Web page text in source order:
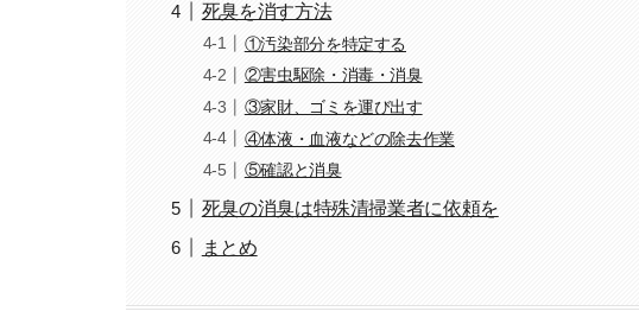
死臭を消す方法
①汚染部分を特定する
②害虫駆除・消毒・消臭
③家財、ゴミを運び出す
④体液・血液などの除去作業
⑤確認と消臭
死臭の消臭は特殊清掃業者に依頼を
まとめ